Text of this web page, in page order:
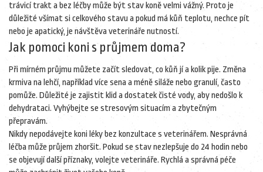
trávicí trakt a bez léčby může být stav koně velmi vážný. Proto je
důležité všímat si celkového stavu a pokud má kůň teplotu, nechce pít
nebo je apatický, je návštěva veterináře nutností.
Jak pomoci koni s průjmem doma?
Při mírném průjmu můžete začít sledovat, co kůň jí a kolik pije. Změna
krmiva na lehčí, například více sena a méně siláže nebo granulí, často
pomůže. Důležité je zajistit klid a dostatek čisté vody, aby nedošlo k
dehydrataci. Vyhýbejte se stresovým situacím a zbytečným
přepravám.
Nikdy nepodávejte koni léky bez konzultace s veterinářem. Nesprávná
léčba může průjem zhoršit. Pokud se stav nezlepšuje do 24 hodin nebo
se objevují další příznaky, volejte veterináře. Rychlá a správná péče